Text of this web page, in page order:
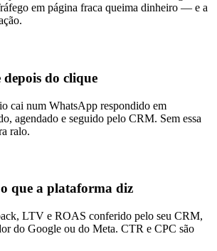
em página fraca queima dinheiro — e a
depois do clique
cai num WhatsApp respondido em
agendado e seguido pelo CRM. Sem essa
ralo.
que a plataforma diz
LTV e ROAS conferido pelo seu CRM,
do Google ou do Meta. CTR e CPC são